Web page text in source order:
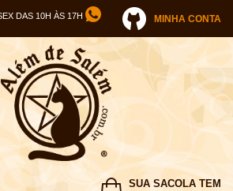
DAS 10H ÀS 17H MINHA CONTA
SUA SACOLA TEM